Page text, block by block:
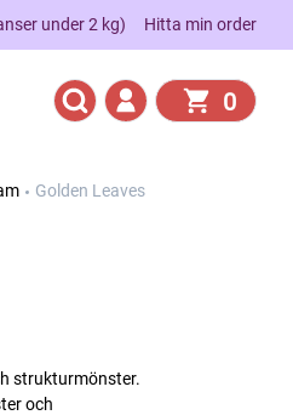
under 2 kg) Hitta min order
0
Golden Leaves
strukturmönster.
och